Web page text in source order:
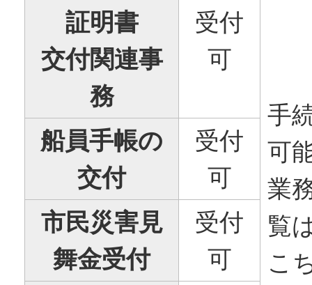
手
可
業
覧
こ
証明書
交付関連事
務
受付
可
船員手帳の
交付
受付
可
市民災害見
舞金受付
受付
可